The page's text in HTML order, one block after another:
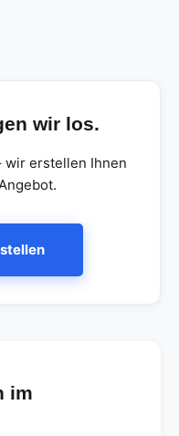
wir los.
wir erstellen Ihnen
im